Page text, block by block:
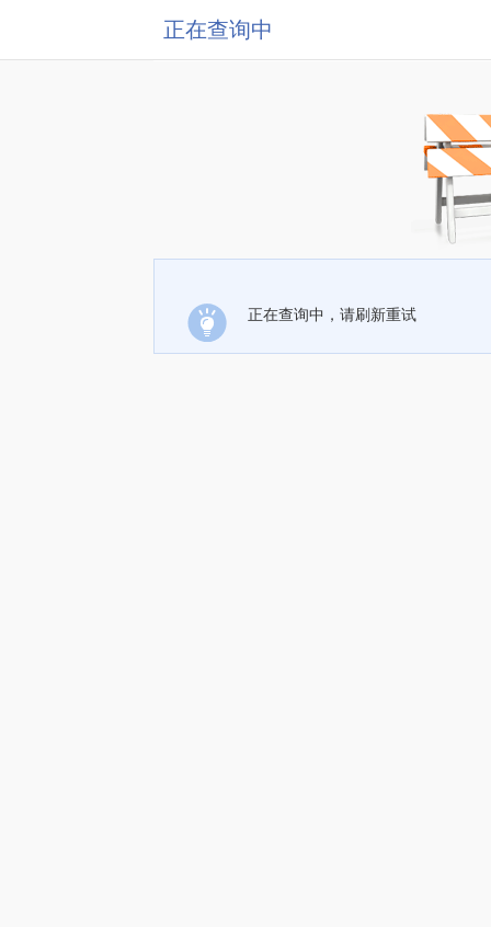
正在查询中
正在查询中，请刷新重试